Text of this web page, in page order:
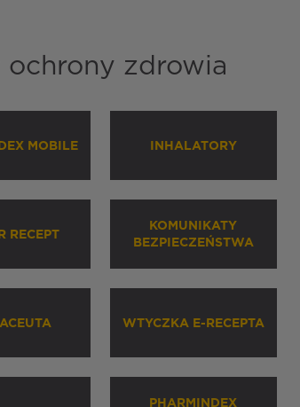
zdrowia
MOBILE INHALATORY
RECEPT
KOMUNIKATY
BEZPIECZEŃSTWA
WTYCZKA E-RECEPTA
PHARMINDEX